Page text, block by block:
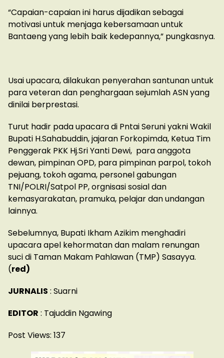
“Capaian-capaian ini harus dijadikan sebagai
motivasi untuk menjaga kebersamaan untuk
Bantaeng yang lebih baik kedepannya,” pungkasnya.
Usai upacara, dilakukan penyerahan santunan untuk
para veteran dan penghargaan sejumlah ASN yang
dinilai berprestasi.
Turut hadir pada upacara di Pntai Seruni yakni Wakil
Bupati H.Sahabuddin, jajaran Forkopimda, Ketua Tim
Penggerak PKK Hj.Sri Yanti Dewi, para anggota
dewan, pimpinan OPD, para pimpinan parpol, tokoh
pejuang, tokoh agama, personel gabungan
TNI/POLRI/Satpol PP, orgnisasi sosial dan
kemasyarakatan, pramuka, pelajar dan undangan
lainnya.
Sebelumnya, Bupati Ikham Azikim menghadiri
upacara apel kehormatan dan malam renungan
suci di Taman Makam Pahlawan (TMP) Sasayya.
(red)
JURNALIS : Suarni
EDITOR : Tajuddin Ngawing
Post Views: 137